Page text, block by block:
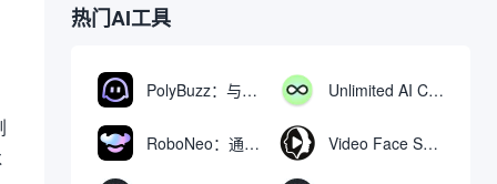
热门AI工具
PolyBuzz：与AI角色互动的免费聊天与角色扮演平台 Unlimited AI Chat：免费无限制的AI聊天工具
RoboNeo：通过聊天生成和编辑视频与图像的AI工具 Video Face Swap